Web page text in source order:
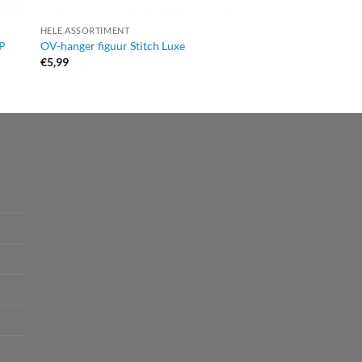
HELE ASSORTIMENT
OV-hanger figuur Stitch Luxe
€5,99